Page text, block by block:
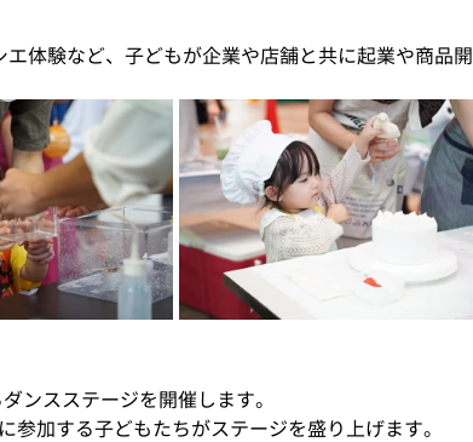
体験など、子どもが企業や店舗と共に起業や商品開
ンスステージを開催します。
参加する子どもたちがステージを盛り上げます。